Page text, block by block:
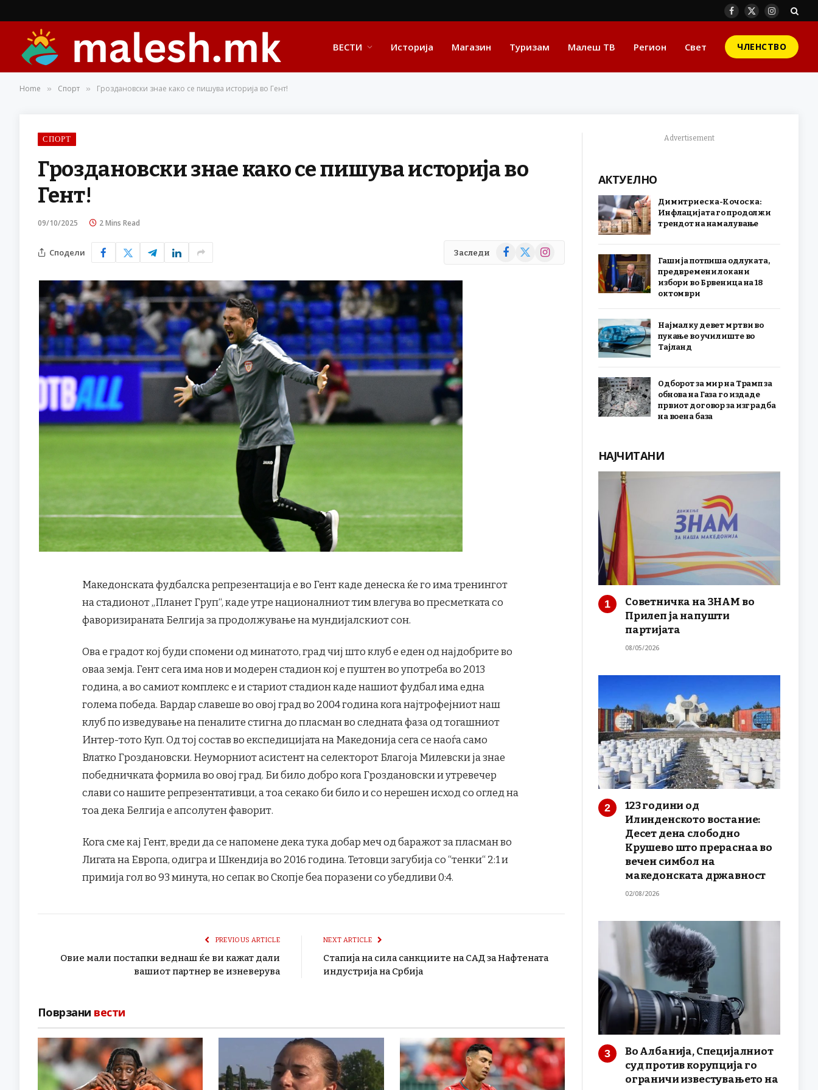
Facebook
X
Instagram
ВЕСТИ Историја Магазин Туризам Малеш ТВ Регион Свет ЧЛЕНСТВО
Home » Спорт » Гроздановски знае како се пишува историја во Гент!
СПОРТ
Гроздановски знае како се пишува историја во
Гент!
09/10/2025 2 Mins Read
Сподели Заследи Facebook
X
Instagram
Македонската фудбалска репрезентација е во Гент каде денеска ќе го има тренингот
на стадионот „Планет Груп“, каде утре националниот тим влегува во пресметката со
фаворизираната Белгија за продолжување на мундијалскиот сон.
Ова е градот кој буди спомени од минатото, град чиј што клуб е еден од најдобрите во
оваа земја. Гент сега има нов и модерен стадион кој е пуштен во употреба во 2013
година, а во самиот комплекс е и стариот стадион каде нашиот фудбал има една
голема победа. Вардар славеше во овој град во 2004 година кога најтрофејниот наш
клуб по изведување на пеналите стигна до пласман во следната фаза од тогашниот
Интер-тото Куп. Од тој состав во експедицијата на Македонија сега се наоѓа само
Влатко Гроздановски. Неуморниот асистент на селекторот Благоја Милевски ја знае
победничката формила во овој град. Би било добро кога Гроздановски и утревечер
слави со нашите репрезентативци, а тоа секако би било и со нерешен исход со оглед на
тоа дека Белгија е апсолутен фаворит.
Кога сме кај Гент, вреди да се напомене дека тука добар меч од баражот за пласман во
Лигата на Европа, одигра и Шкендија во 2016 година. Тетовци загубија со “тенки“ 2:1 и
примија гол во 93 минута, но сепак во Скопје беа поразени со убедливи 0:4.
PREVIOUS ARTICLE
Овие мали постапки веднаш ќе ви кажат дали
вашиот партнер ве изневерува
NEXT ARTICLE
Стапија на сила санкциите на САД за Нафтената
индустрија на Србија
Поврзани вести
Advertisement
АКТУЕЛНО
Димитриеска-Кочоска:
Инфлацијата го продолжи
трендот на намалување
Гаши ја потпиша одлуката,
предвремени локани
избори во Брвеница на 18
октомври
Најмалку девет мртви во
пукање во училиште во
Тајланд
Одборот за мир на Трамп за
обнова на Газа го издаде
првиот договор за изградба
на воена база
НАЈЧИТАНИ
Советничка на ЗНАМ во
Прилеп ја напушти
партијата
08/05/2026
123 години од
Илинденското востание:
Десет дена слободно
Крушево што прераснаа во
вечен симбол на
македонската државност
02/08/2026
Во Албанија, Специјалниот
суд против корупција го
ограничи известувањето на